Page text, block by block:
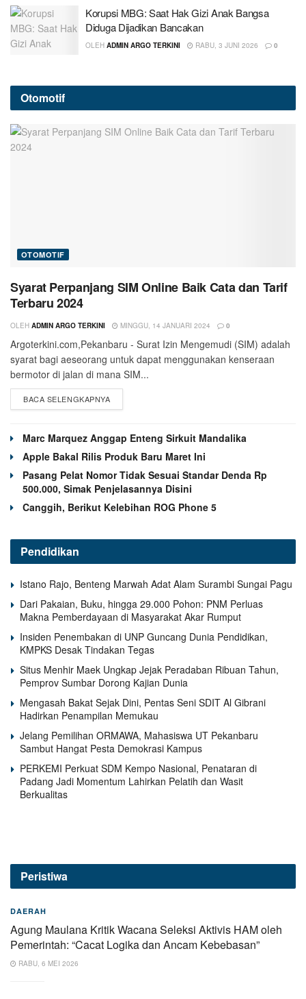
Korupsi MBG: Saat Hak Gizi Anak Bangsa
Diduga Dijadikan Bancakan
OLEH ADMIN ARGO TERKINI RABU, 3 JUNI 2026 0
Otomotif
OTOMOTIF
Syarat Perpanjang SIM Online Baik Cata dan Tarif
Terbaru 2024
OLEH ADMIN ARGO TERKINI MINGGU, 14 JANUARI 2024 0
Argoterkini.com,Pekanbaru - Surat Izin Mengemudi (SIM) adalah
syarat bagi aeseorang untuk dapat menggunakan kenseraan
bermotor di jalan di mana SIM...
BACA SELENGKAPNYA
Marc Marquez Anggap Enteng Sirkuit Mandalika
Apple Bakal Rilis Produk Baru Maret Ini
Pasang Pelat Nomor Tidak Sesuai Standar Denda Rp
500.000, Simak Penjelasannya Disini
Canggih, Berikut Kelebihan ROG Phone 5
Pendidikan
Istano Rajo, Benteng Marwah Adat Alam Surambi Sungai Pagu
Dari Pakaian, Buku, hingga 29.000 Pohon: PNM Perluas
Makna Pemberdayaan di Masyarakat Akar Rumput
Insiden Penembakan di UNP Guncang Dunia Pendidikan,
KMPKS Desak Tindakan Tegas
Situs Menhir Maek Ungkap Jejak Peradaban Ribuan Tahun,
Pemprov Sumbar Dorong Kajian Dunia
Mengasah Bakat Sejak Dini, Pentas Seni SDIT Al Gibrani
Hadirkan Penampilan Memukau
Jelang Pemilihan ORMAWA, Mahasiswa UT Pekanbaru
Sambut Hangat Pesta Demokrasi Kampus
PERKEMI Perkuat SDM Kempo Nasional, Penataran di
Padang Jadi Momentum Lahirkan Pelatih dan Wasit
Berkualitas
Peristiwa
DAERAH
Agung Maulana Kritik Wacana Seleksi Aktivis HAM oleh
Pemerintah: “Cacat Logika dan Ancam Kebebasan”
RABU, 6 MEI 2026